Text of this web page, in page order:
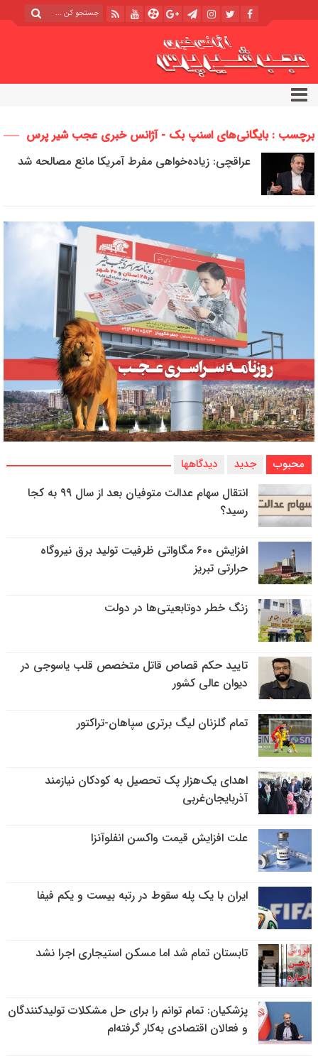
برچسب : بایگانی‌های اسنپ بک - آژانس خبری عجب شیر پرس
عراقچی: زیاده‌خواهی مفرط آمریکا مانع مصالحه شد
محبوب جدید دیدگاهها
انتقال سهام عدالت متوفیان بعد از سال ۹۹ به کجا
رسید؟
افزایش ۶۰۰ مگاواتی ظرفیت تولید برق نیروگاه
حرارتی تبریز
زنگ خطر دوتابعیتی‌ها در دولت
تایید حکم قصاص قاتل متخصص قلب یاسوجی در
دیوان عالی کشور
تمام گلزنان لیگ‌ برتری سپاهان-تراکتور
اهدای یک‌هزار پک تحصیل به کودکان نیازمند
آذربایجان‌غربی
علت افزایش قیمت واکسن انفلوآنزا
ایران با یک پله سقوط در رتبه بیست و یکم فیفا
تابستان تمام شد اما مسکن استیجاری اجرا نشد
پزشکیان: تمام توانم را برای حل مشکلات تولیدکنندگان
و فعالان اقتصادی به‌کار گرفته‌ام